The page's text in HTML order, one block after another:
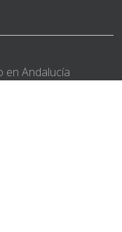
Andalucía